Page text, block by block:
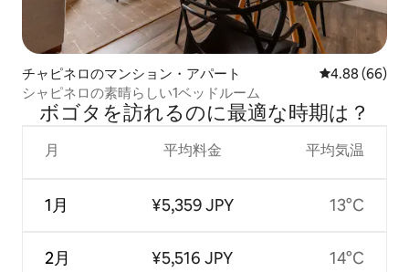
チャピネロのマンション・アパート レビュー66件
4.88 (66)
シャピネロの素晴らしい1ベッドルーム
ボゴタを訪⁠れ⁠るの⁠に最⁠適⁠な時⁠期⁠は⁠？
月
1月
2月
平均料金
¥5,359 JPY
¥5,516 JPY
平均気温
13°C
14°C